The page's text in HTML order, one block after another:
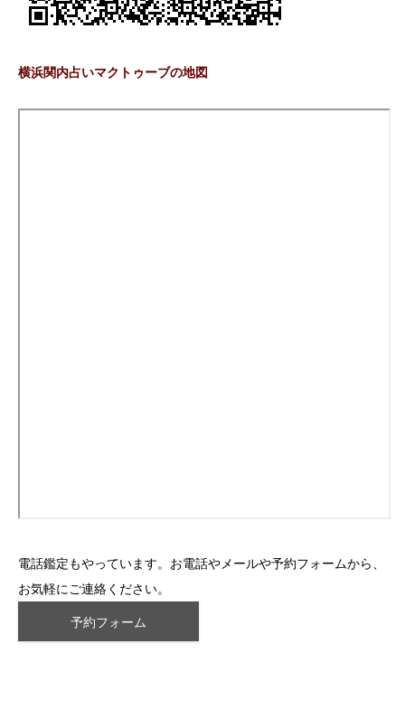
横浜関内占いマクトゥーブの地図
電話鑑定もやっています。お電話やメールや予約フォームから、
お気軽にご連絡ください。
予約フォーム